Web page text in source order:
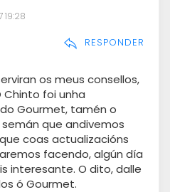
19:28
RESPONDER
os meus consellos,
Chinto foi unha
Gourmet, tamén o
que andivemos
coas actualizacións
facendo, algún día
interesante. O dito, dalle
ó Gourmet.